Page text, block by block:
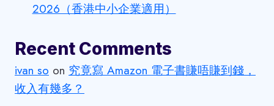
2026（香港中小企業適用）
Recent Comments
ivan so on 究竟寫 Amazon 電子書賺唔賺到錢，
收入有幾多？